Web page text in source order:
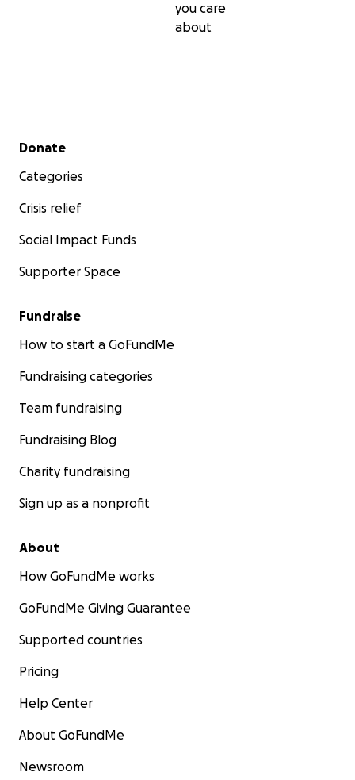
you care
about
Secondary menu
Donate
Categories
Crisis relief
Social Impact Funds
Supporter Space
Fundraise
How to start a GoFundMe
Fundraising categories
Team fundraising
Fundraising Blog
Charity fundraising
Sign up as a nonprofit
About
How GoFundMe works
GoFundMe Giving Guarantee
Supported countries
Pricing
Help Center
About GoFundMe
Newsroom